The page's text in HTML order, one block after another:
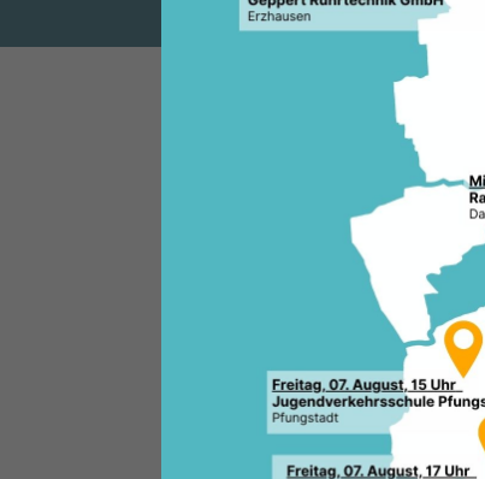
Die CDU-Fraktion in der
hat dem Haushalt für
klares Zeichen: Auch
Christdemokraten das
Der CDU-
Haushaltsdebatte, dass
die Beratungen zügig
Wahl zu beschließen.
Altlasten hinterlassen
unter Zeitdruck in einen
muss“, erklärte Panhans.